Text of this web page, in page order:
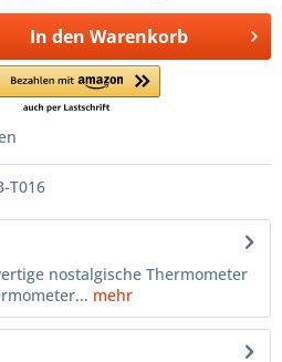
In den Warenkorb
T016
nostalgische Thermometer
mehr